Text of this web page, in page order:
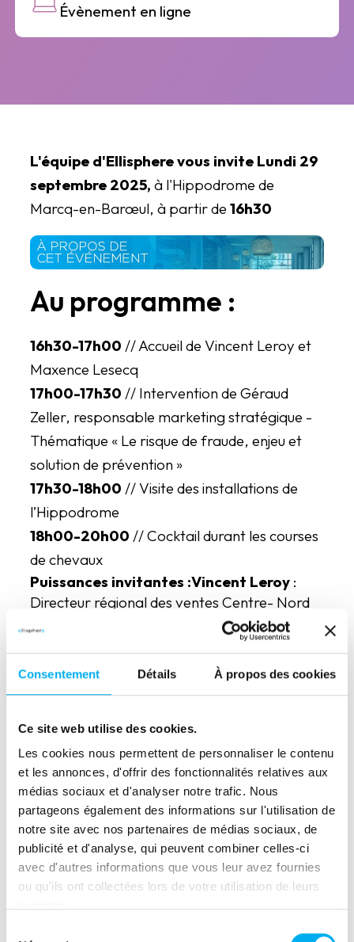
Consentement Détails À propos des cookies
Ce site web utilise des cookies.
Les cookies nous permettent de personnaliser le contenu
et les annonces, d'offrir des fonctionnalités relatives aux
médias sociaux et d'analyser notre trafic. Nous
partageons également des informations sur l'utilisation de
notre site avec nos partenaires de médias sociaux, de
publicité et d'analyse, qui peuvent combiner celles-ci
avec d'autres informations que vous leur avez fournies
ou qu'ils ont collectées lors de votre utilisation de leurs
Évènement en ligne
L'équipe d'Ellisphere vous invite Lundi 29
septembre 2025, à l'Hippodrome de
Marcq-en-Barœul, à partir de 16h30
Au programme :
16h30-17h00 // Accueil de Vincent Leroy et
Maxence Lesecq
17h00-17h30 // Intervention de Géraud
Zeller, responsable marketing stratégique -
Thématique « Le risque de fraude, enjeu et
solution de prévention »
17h30-18h00 // Visite des installations de
l’Hippodrome
18h00-20h00 // Cocktail durant les courses
de chevaux
Puissances invitantes :Vincent Leroy:
Directeur régional des ventes Centre- Nord
Maxence Lesecq: Chargé de
développement commercial
Partager cet évènement
(nouvelle fenêtre)
(nouvelle fenêtre)
(nouvelle fenêtre)
(nouvelle fenêtre)
(nouvelle fenêtre)
(nouvelle fenêtre)
(nouvelle